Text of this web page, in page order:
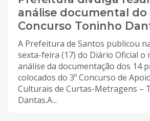
análise documental do
Concurso Toninho
A Prefeitura de Santos publicou
sexta-feira (17) do Diário Oficial o
análise da documentação dos 14
colocados do 3º Concurso de
Culturais de Curtas-Metragens –
Dantas.A...